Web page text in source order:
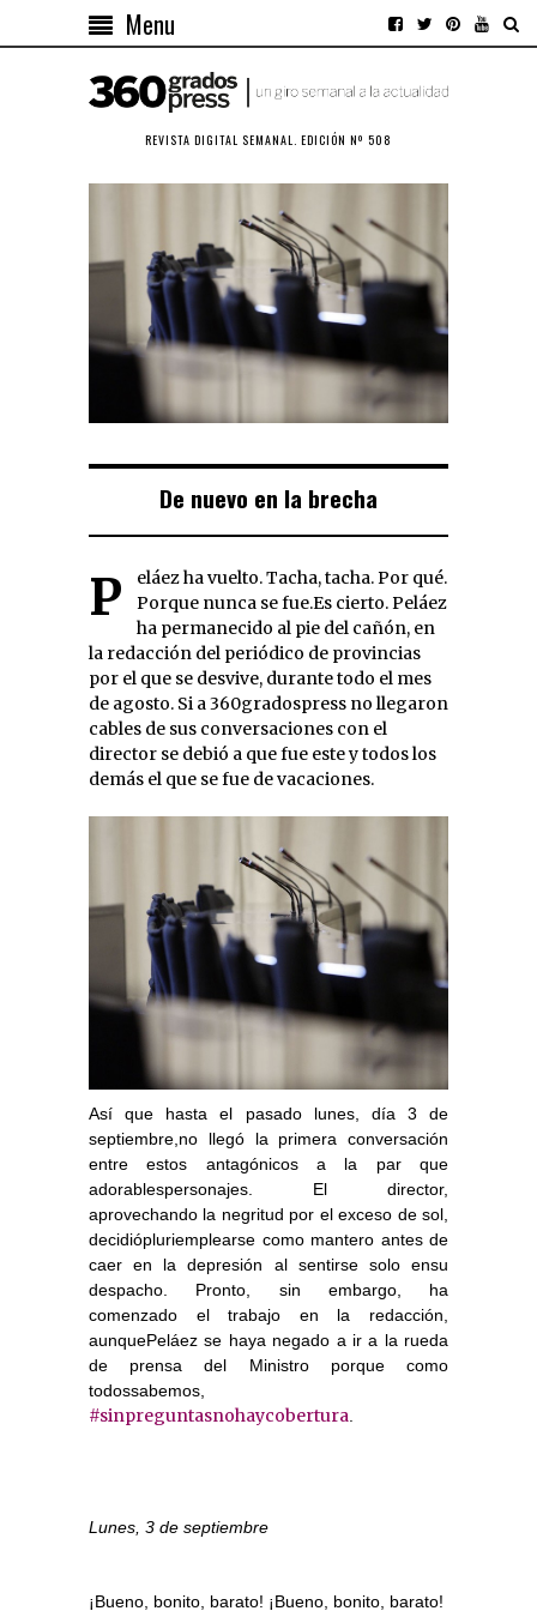
Menu
REVISTA DIGITAL SEMANAL. EDICIÓN Nº 508
De nuevo en la brecha
Peláez ha vuelto. Tacha, tacha. Por qué.
Porque nunca se fue.Es cierto. Peláez
ha permanecido al pie del cañón, en
la redacción del periódico de provincias
por el que se desvive, durante todo el mes
de agosto. Si a 360gradospress no llegaron
cables de sus conversaciones con el
director se debió a que fue este y todos los
demás el que se fue de vacaciones.
Así que hasta el pasado lunes, día 3 de
septiembre,no llegó la primera conversación
entre estos antagónicos a la par que
adorablespersonajes. El director,
aprovechando la negritud por el exceso de sol,
decidiópluriemplearse como mantero antes de
caer en la depresión al sentirse solo ensu
despacho. Pronto, sin embargo, ha
comenzado el trabajo en la redacción,
aunquePeláez se haya negado a ir a la rueda
de prensa del Ministro porque como
todossabemos,
#sinpreguntasnohaycobertura
Lunes, 3 de septiembre
¡Bueno, bonito, barato! ¡Bueno, bonito, barato!